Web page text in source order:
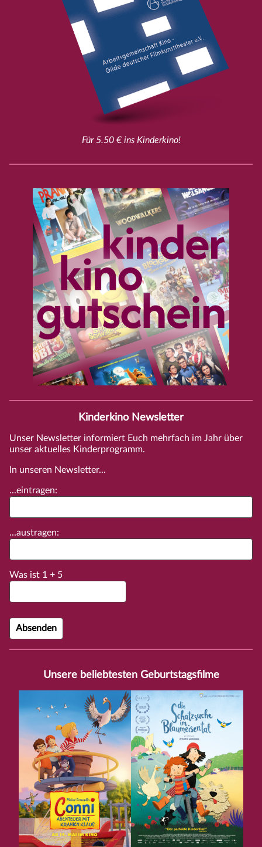
Für 5.50 € ins Kinderkino!
Kinderkino Newsletter
Unser Newsletter informiert Euch mehrfach im Jahr über
unser aktuelles Kinderprogramm.
In unseren Newsletter...
...eintragen:
...austragen:
Was ist 1 + 5
Unsere beliebtesten Geburtstagsfilme